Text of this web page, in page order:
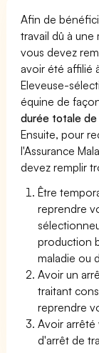
Afin de
travail dû à une
vous devez
avoir été affilié
Eleveuse-
équine de
durée totale de
Ensuite, pour
l'Assurance
devez remplir
Être
reprendre
production
maladie ou
Avoir un
traitant
reprendre
Avoir
d'arrêt de